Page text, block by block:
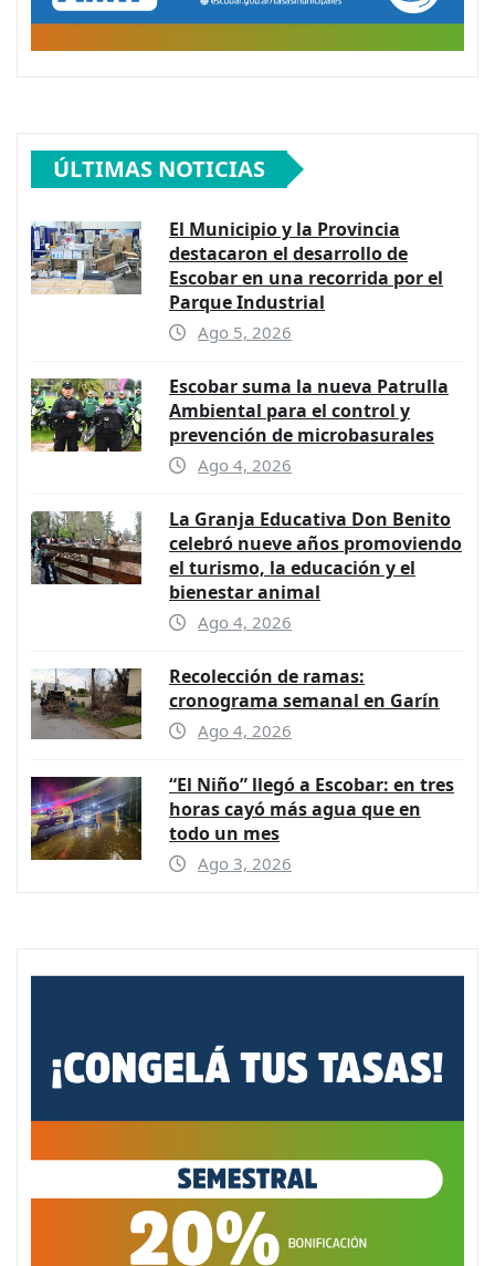
ÚLTIMAS NOTICIAS
El Municipio y la Provincia
destacaron el desarrollo de
Escobar en una recorrida por el
Parque Industrial
Ago 5, 2026
Escobar suma la nueva Patrulla
Ambiental para el control y
prevención de microbasurales
Ago 4, 2026
La Granja Educativa Don Benito
celebró nueve años promoviendo
el turismo, la educación y el
bienestar animal
Ago 4, 2026
Recolección de ramas:
cronograma semanal en Garín
Ago 4, 2026
“El Niño” llegó a Escobar: en tres
horas cayó más agua que en
todo un mes
Ago 3, 2026